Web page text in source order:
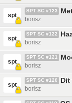
spt
SPT SC #123
borisz
spt
SPT SC #122
borisz
spt
SPT SC #121
borisz
spt
SPT SC #120 Dit
borisz